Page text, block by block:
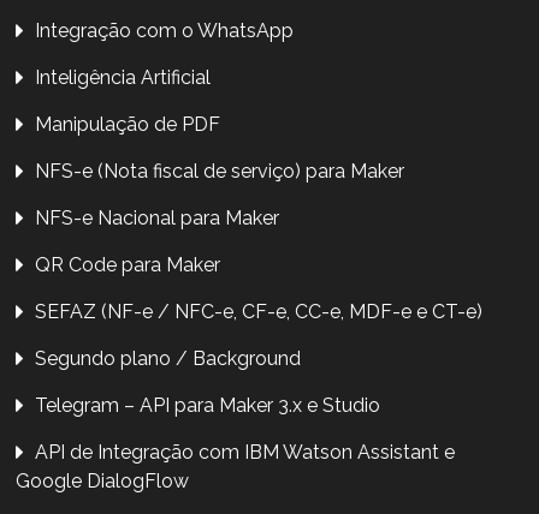
Integração com o WhatsApp
Inteligência Artificial
Manipulação de PDF
NFS-e (Nota fiscal de serviço) para Maker
NFS-e Nacional para Maker
QR Code para Maker
SEFAZ (NF-e / NFC-e, CF-e, CC-e, MDF-e e CT-e)
Segundo plano / Background
Telegram – API para Maker 3.x e Studio
API de Integração com IBM Watson Assistant e
Google DialogFlow